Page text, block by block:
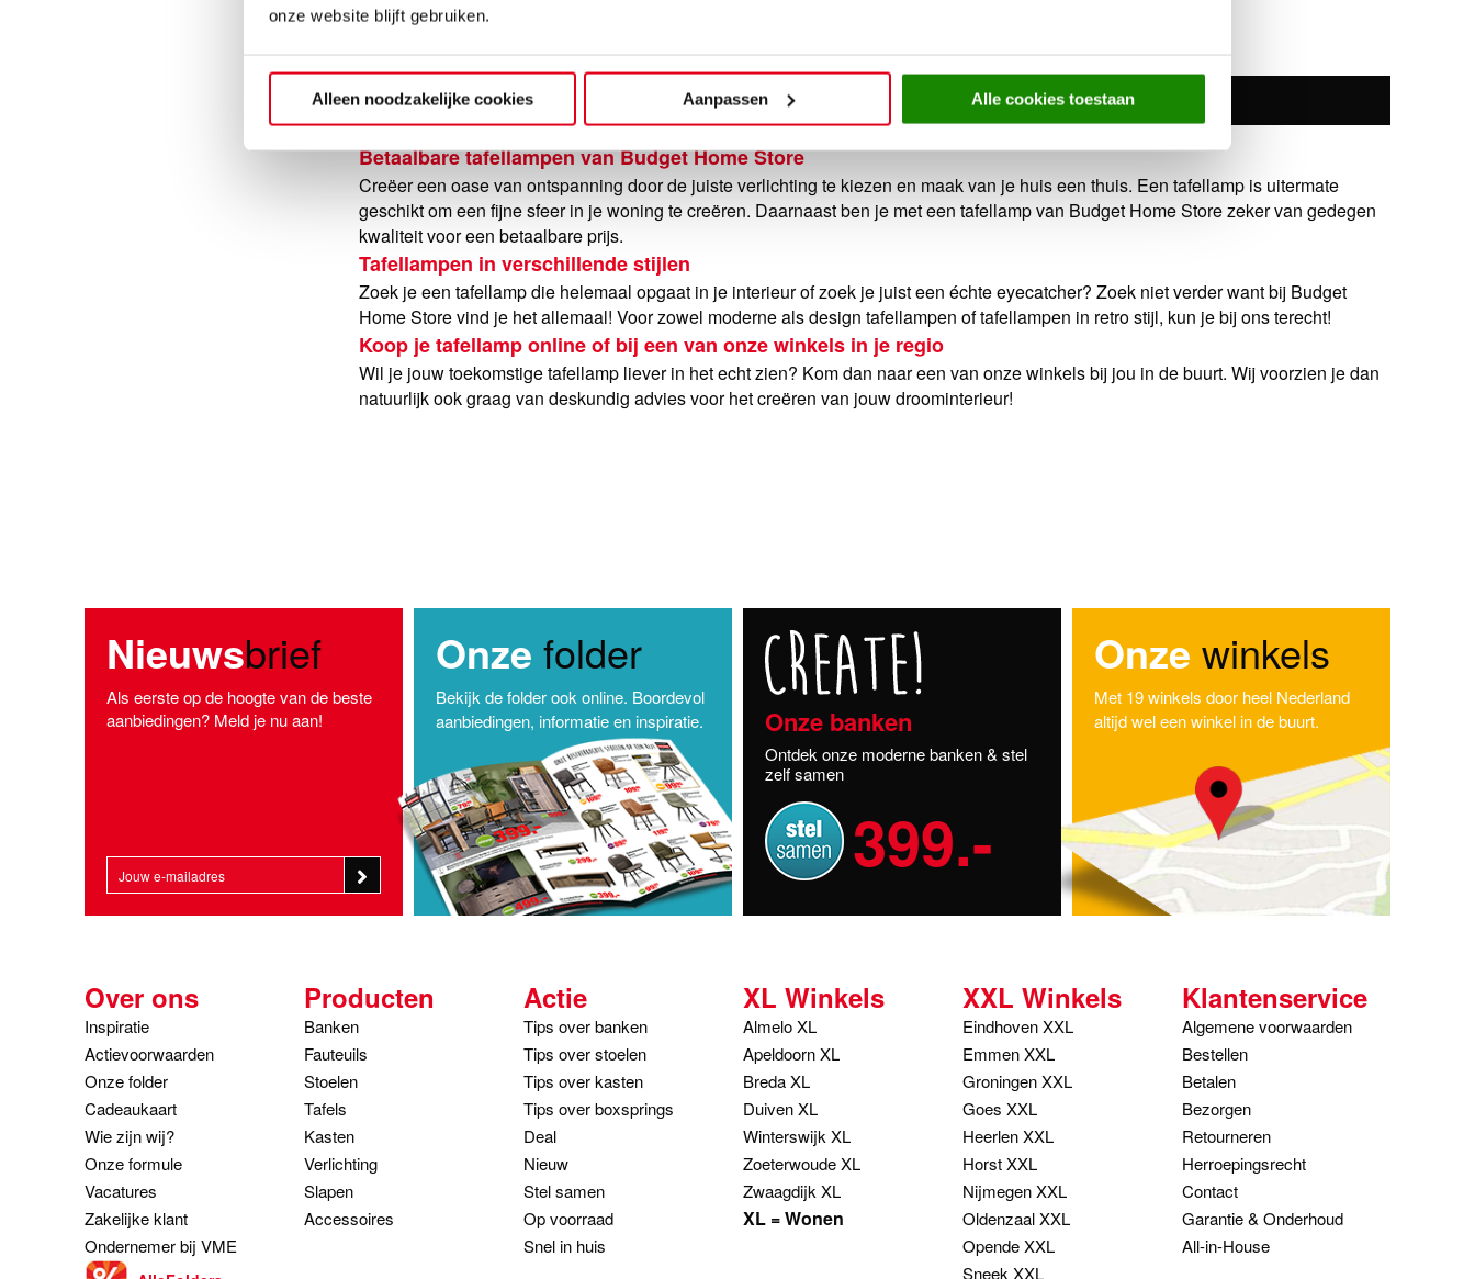
onze website blijft gebruiken.
Alleen noodzakelijke cookies Aanpassen Alle cookies toestaan
31,99
Sorteren op: Producten per pagina
Betaalbare tafellampen van Budget Home Store
Creëer een oase van ontspanning door de juiste verlichting te kiezen en maak van je huis een thuis. Een tafellamp is uitermate
geschikt om een fijne sfeer in je woning te creëren. Daarnaast ben je met een tafellamp van Budget Home Store zeker van gedegen
kwaliteit voor een betaalbare prijs.
Tafellampen in verschillende stijlen
Zoek je een tafellamp die helemaal opgaat in je interieur of zoek je juist een échte eyecatcher? Zoek niet verder want bij Budget
Home Store vind je het allemaal! Voor zowel moderne als design tafellampen of tafellampen in retro stijl, kun je bij ons terecht!
Koop je tafellamp online of bij een van onze winkels in je regio
Wil je jouw toekomstige tafellamp liever in het echt zien? Kom dan naar een van onze winkels bij jou in de buurt. Wij voorzien je dan
natuurlijk ook graag van deskundig advies voor het creëren van jouw droominterieur!
Onze winkels
Met 19 winkels door heel Nederland
altijd wel een winkel in de buurt.
Nieuwsbrief
Als eerste op de hoogte van de beste
aanbiedingen? Meld je nu aan!
Onze folder
Bekijk de folder ook online. Boordevol
aanbiedingen, informatie en inspiratie.
Onze banken
Ontdek onze moderne banken & stel
zelf samen
399.-
Over ons
Inspiratie
Actievoorwaarden
Onze folder
Cadeaukaart
Wie zijn wij?
Onze formule
Vacatures
Zakelijke klant
Ondernemer bij VME
Producten
Banken
Fauteuils
Stoelen
Tafels
Kasten
Verlichting
Slapen
Accessoires
Actie
Tips over banken
Tips over stoelen
Tips over kasten
Tips over boxsprings
Deal
Nieuw
Stel samen
Op voorraad
Snel in huis
XL Winkels
Almelo XL
Apeldoorn XL
Breda XL
Duiven XL
Winterswijk XL
Zoeterwoude XL
Zwaagdijk XL
XL = Wonen
XXL Winkels
Eindhoven XXL
Emmen XXL
Groningen XXL
Goes XXL
Heerlen XXL
Horst XXL
Nijmegen XXL
Oldenzaal XXL
Opende XXL
Sneek XXL
Klantenservice
Algemene voorwaarden
Bestellen
Betalen
Bezorgen
Retourneren
Herroepingsrecht
Contact
Garantie & Onderhoud
All-in-House